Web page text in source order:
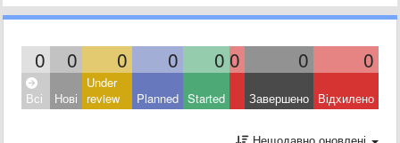
0 0 0 0 0 0 0 0
Всі Нові
Under
review
Planned Started Завершено Відхилено